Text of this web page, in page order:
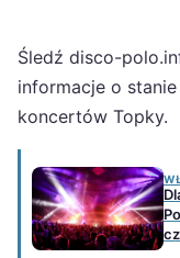
Śledź disco-
informacje o
koncertów Topky.